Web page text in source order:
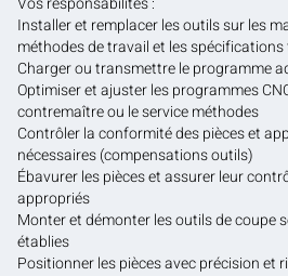
Installer et remplacer les outils sur les
méthodes de travail et les
Charger ou transmettre le programme
Optimiser et ajuster les programmes
contremaître ou le service méthodes
Contrôler la conformité des pièces et
nécessaires (compensations outils)
Ébavurer les pièces et assurer leur
appropriés
Monter et démonter les outils de coupe
établies
Positionner les pièces avec précision et